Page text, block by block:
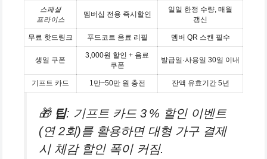
스페셜
프라이스
멤버십 전용 즉시할인
일일 한정 수량, 매월
갱신
무료 핫드링크 푸드코트 음료 리필 멤버 QR 스캔 필수
생일 쿠폰
3,000원 할인 + 음료
쿠폰
발급일·사용일 30일 이내
기프트 카드 1만~50만 원 충전 잔액 유효기간 5년
🎁 팁: 기프트 카드 3 % 할인 이벤트
(연 2회)를 활용하면 대형 가구 결제
시 체감 할인 폭이 커짐.